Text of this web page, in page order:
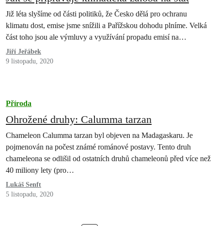
Již léta slyšíme od části politiků, že Česko dělá pro ochranu
klimatu dost, emise jsme snížili a Pařížskou dohodu plníme. Velká
část toho jsou ale výmluvy a využívání propadu emisí na…
Jiří Jeřábek
9 listopadu, 2020
Příroda
Ohrožené druhy: Calumma tarzan
Chameleon Calumma tarzan byl objeven na Madagaskaru. Je
pojmenován na počest známé románové postavy. Tento druh
chameleona se odlišil od ostatních druhů chameleonů před více než
40 miliony lety (pro…
Lukáš Senft
5 listopadu, 2020